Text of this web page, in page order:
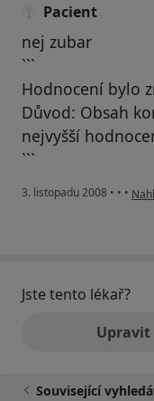
Pacient
nej zubar
```
Hodnocení bylo
Důvod: Obsah
nejvyšší
```
3. listopadu 2008 • • •
Jste tento lékař?
Upravit
Související